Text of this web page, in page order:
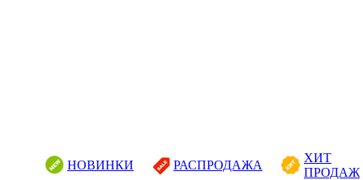
НОВИНКИ РАСПРОДАЖА
ХИТ
ПРОДАЖ